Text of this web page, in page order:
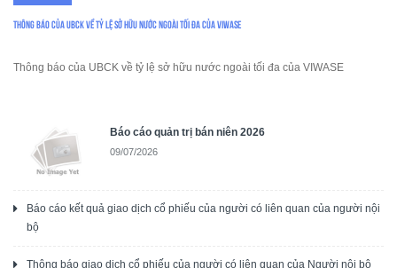
Thông báo của UBCK về tỷ lệ sở hữu nước ngoài tối đa của VIWASE
Thông báo của UBCK về tỷ lệ sở hữu nước ngoài tối đa của VIWASE
Báo cáo quản trị bán niên 2026
09/07/2026
Báo cáo kết quả giao dịch cổ phiếu của người có liên quan của người nội
bộ
Thông báo giao dịch cổ phiếu của người có liên quan của Người nội bộ